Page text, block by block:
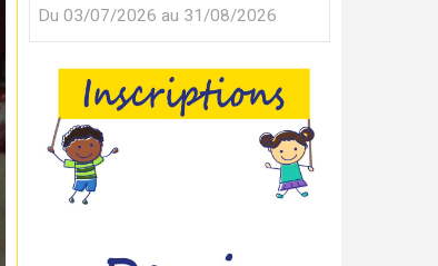
Du 03/07/2026 au 31/08/2026